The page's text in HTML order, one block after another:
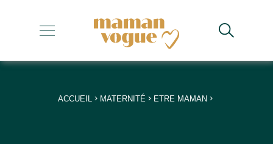
+
+
+
ACCUEIL > MATERNITÉ > ETRE MAMAN >